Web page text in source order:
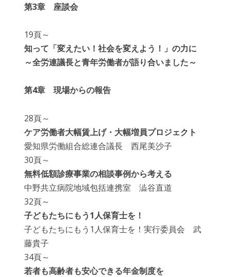
第3章 座談会
19頁～
知って「変えたい！社会を変えよう！」の力に
～全労連議長と青年労働者が語り合いました～
第4章 現場からの報告
28頁～
ケア労働者大幅賃上げ・大幅増員プロジェクト
愛知県労働組合総連合議長 西尾美沙子
30頁～
無料低額診療事業の相談事例から考える
中野共立病院地域包括連携室 澁谷直道
32頁～
子どもたちにもう1人保育士を！
子どもたちにもう1人保育士を！実行委員会 武
藤貴子
34頁～
若者も高齢者も安心できる年金制度を